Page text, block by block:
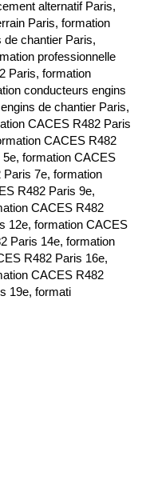
alternatif Paris,
Paris, formation
de chantier Paris,
professionnelle
Paris, formation
conducteurs engins
de chantier Paris,
CACES R482 Paris
CACES R482
formation CACES
Paris 7e, formation
R482 Paris 9e,
CACES R482
12e, formation CACES
Paris 14e, formation
R482 Paris 16e,
CACES R482
19e, formati